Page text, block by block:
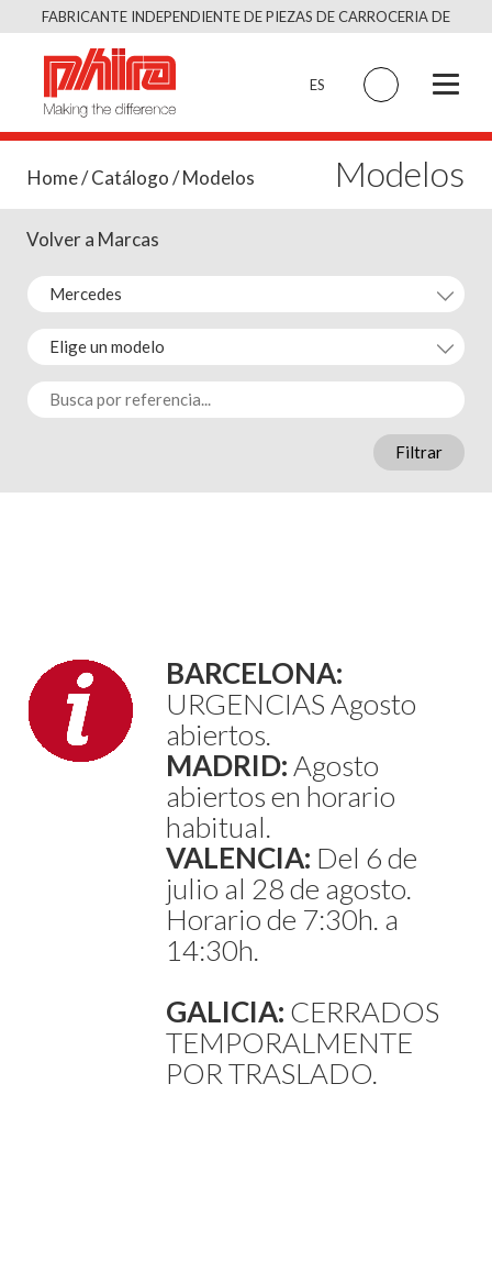
Saltar
FABRICANTE INDEPENDIENTE DE PIEZAS DE CARROCERIA DE
CALIDAD EQUIVALENTE AL ORIGINAL
ES
Home/Catálogo/ Modelos Modelos
Volver a Marcas
Filtrar
BARCELONA:
URGENCIAS Agosto
abiertos.
MADRID:Agosto
abiertos en horario
habitual.
VALENCIA: Del 6 de
julio al 28 de agosto.
Horario de 7:30h. a
14:30h.
GALICIA: CERRADOS
TEMPORALMENTE
POR TRASLADO.